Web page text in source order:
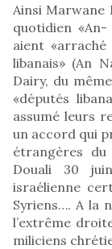
Ainsi Marwane
quotidien
aient
libanais» (An
Dairy, du
«députés
assumé leurs
un accord qui
étrangères du
Douali 30
israélienne
Syriens…. A la
l’extrême
miliciens